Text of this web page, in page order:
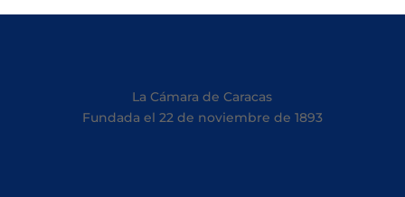
La Cámara de Caracas
Fundada el 22 de noviembre de 1893